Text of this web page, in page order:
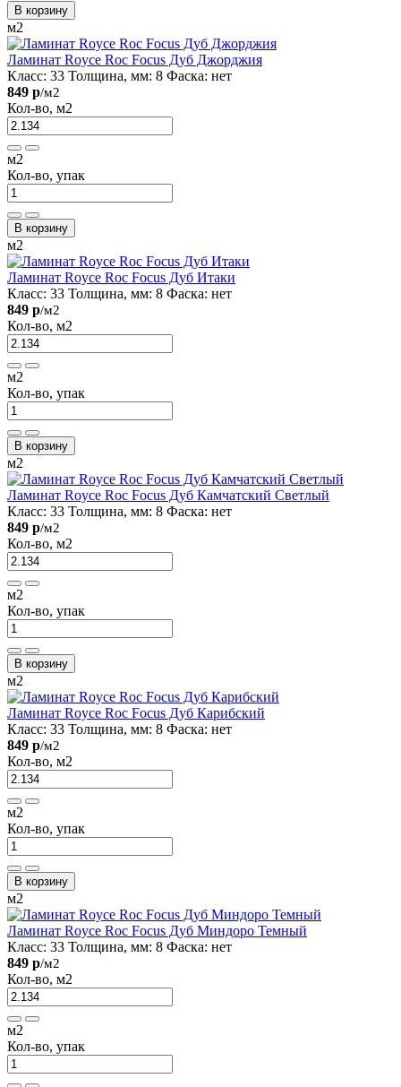
В корзину
м2
Ламинат Royce Roc Focus Дуб Джорджия
Класс: 33 Толщина, мм: 8 Фаска: нет
849 р/м2
Кол-во, м2
м2
Кол-во, упак
В корзину
м2
Ламинат Royce Roc Focus Дуб Итаки
Класс: 33 Толщина, мм: 8 Фаска: нет
849 р/м2
Кол-во, м2
м2
Кол-во, упак
В корзину
м2
Ламинат Royce Roc Focus Дуб Камчатский Светлый
Класс: 33 Толщина, мм: 8 Фаска: нет
849 р/м2
Кол-во, м2
м2
Кол-во, упак
В корзину
м2
Ламинат Royce Roc Focus Дуб Карибский
Класс: 33 Толщина, мм: 8 Фаска: нет
849 р/м2
Кол-во, м2
м2
Кол-во, упак
В корзину
м2
Ламинат Royce Roc Focus Дуб Миндоро Темный
Класс: 33 Толщина, мм: 8 Фаска: нет
849 р/м2
Кол-во, м2
м2
Кол-во, упак